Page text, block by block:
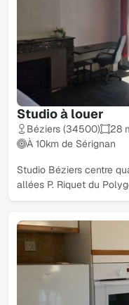
Studio à louer
Béziers (34500) 28
À 10km de Sérignan
Studio Béziers centre
allées P. Riquet du